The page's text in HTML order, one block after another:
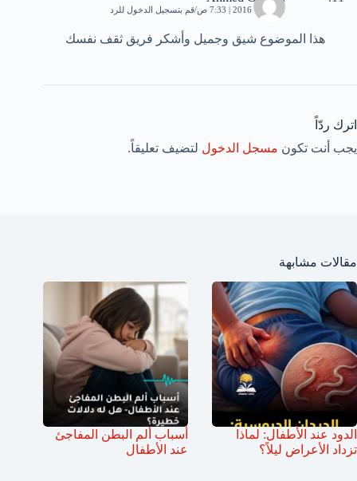
5 أكتوبر، 2016 | 7:33 ص قم بتسجيل الدخول للرد
هذا الموضوع شيق وجميل وأشكر فريق ثقف نفسك
اترك ردّاً
يجب أنت تكون مسجل الدخول لتضيف تعليقاً.
مقالات مشابهة
الدود عند الأطفال: لماذا
تزداد الأعراض ليلاً؟
أسباب ألم البطن المفاجئ
عند الأطفال